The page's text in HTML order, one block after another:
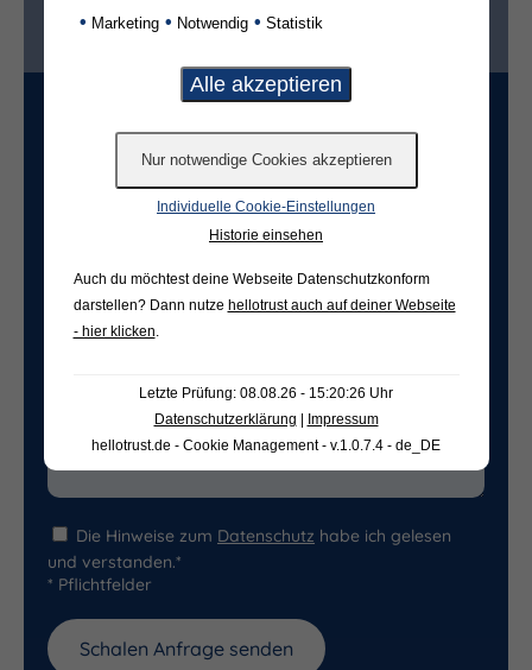
Ist der Friedhof im selben Ort?*
nein
Freifeld für evtl. Anmerkungen
Die Hinweise zum Datenschutz habe ich gelesen
und verstanden.*
* Pflichtfelder
• Marketing • Notwendig • Statistik
Individuelle Cookie-Einstellungen
Historie einsehen
Auch du möchtest deine Webseite Datenschutzkonform
darstellen? Dann nutze hellotrust auch auf deiner Webseite
- hier klicken
Letzte Prüfung: 08.08.26 - 15:20:26 Uhr
Datenschutzerklärung | Impressum
hellotrust.de - Cookie Management - v.1.0.7.4 - de_DE